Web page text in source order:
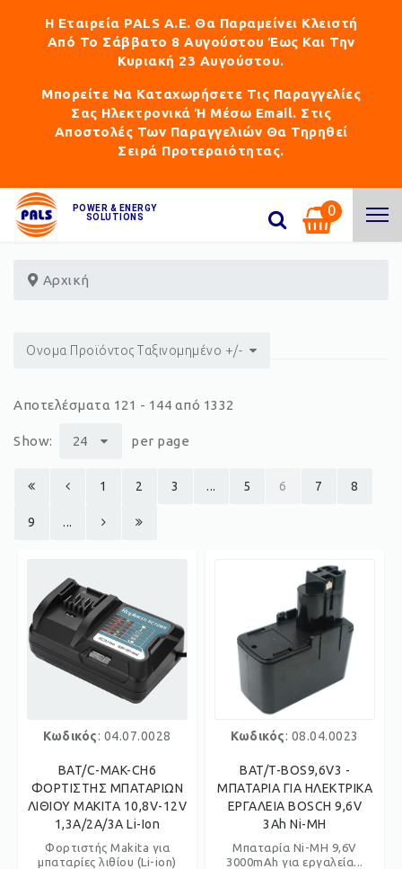
Η Εταιρεία PALS Α.Ε. Θα Παραμείνει Κλειστή
Από Το Σάββατο 8 Αυγούστου Έως Και Την
Κυριακή 23 Αυγούστου.
Μπορείτε Να Καταχωρήσετε Τις Παραγγελίες
Σας Ηλεκτρονικά Ή Μέσω Email. Στις
Αποστολές Των Παραγγελιών Θα Τηρηθεί
Σειρά Προτεραιότητας.
POWER & ENERGY
SOLUTIONS
0
Αρχική
Ονομα Προϊόντος Ταξινομημένο +/-
Αποτελέσματα 121 - 144 από 1332
Show: 24 per page
1 2 3 ... 5 6 7 8
9 ...
Κωδικός: 04.07.0028
BAT/C-MAK-CH6
ΦΟΡΤΙΣΤΗΣ ΜΠΑΤΑΡΙΩΝ
ΛΙΘΙΟΥ MAKITA 10,8V-12V
1,3A/2A/3A Li-Ion
Φορτιστής Makita για
μπαταρίες λιθίου (Li-ion)
Κωδικός: 08.04.0023
BAT/T-BOS9,6V3 -
ΜΠΑΤΑΡΙΑ ΓΙΑ ΗΛΕΚΤΡΙΚΑ
ΕΡΓΑΛΕΙΑ BOSCH 9,6V
3Ah Ni-MH
Μπαταρία Ni-MH 9,6V
3000mAh για εργαλεία...